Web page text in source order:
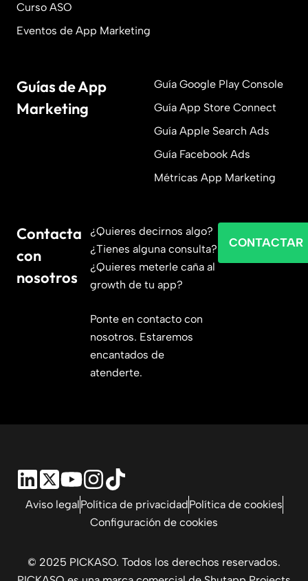
Curso ASO
Eventos de App Marketing
Guías de App
Marketing
Guía Google Play Console
Guía App Store Connect
Guía Apple Search Ads
Guía Facebook Ads
Métricas App Marketing
Contacta
con
nosotros
¿Quieres decirnos algo?
¿Tienes alguna consulta?
¿Quieres meterle caña al
growth de tu app?
Ponte en contacto con
nosotros. Estaremos
encantados de
atenderte.
CONTACTAR
Aviso legalPolítica de privacidadPolítica de cookies
Configuración de cookies
© 2025 PICKASO. Todos los derechos reservados.